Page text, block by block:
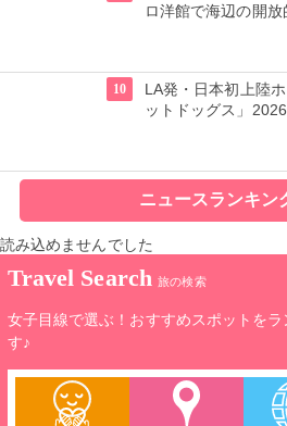
ロ洋館で海辺の開放
10
LA発・日本初上陸
ットドッグス」
ニュースランキン
読み込めませんでした
Travel Search 旅の検索
女子目線で選ぶ！おすすめスポットを
す♪